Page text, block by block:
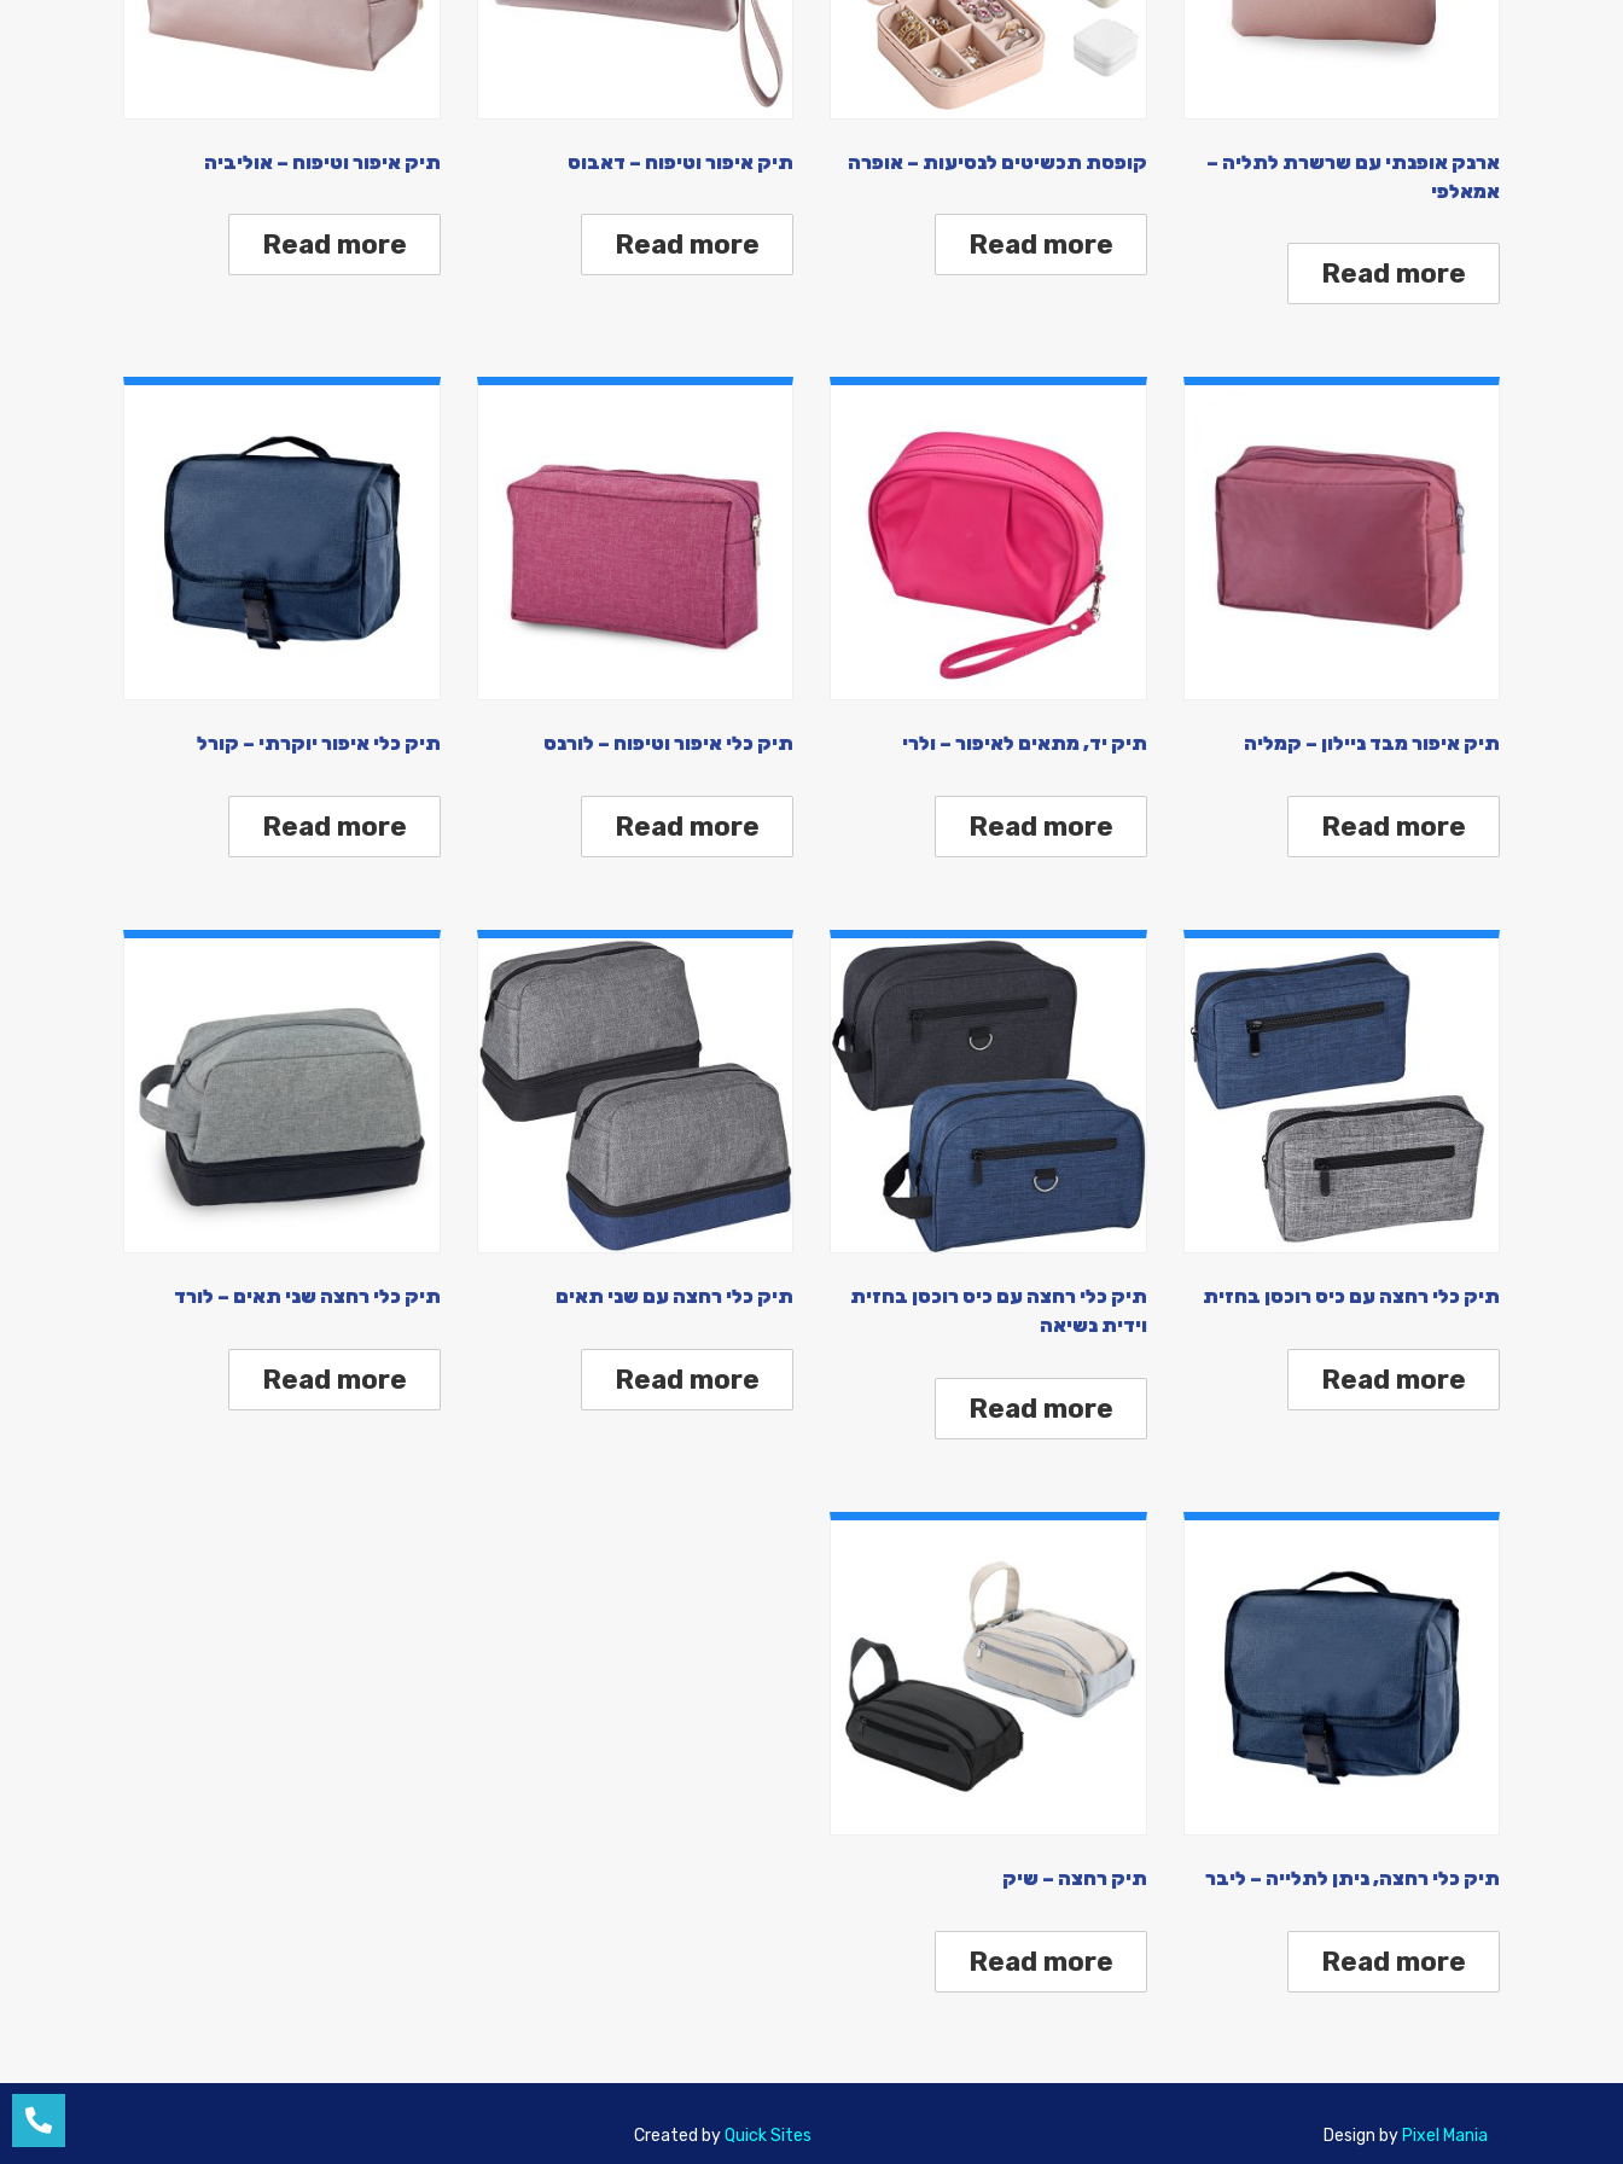
ארנק אופנתי עם שרשרת לתליה –
אמאלפי
Read more
קופסת תכשיטים לנסיעות – אופרה
Read more
תיק איפור וטיפוח – דאבוס
Read more
תיק איפור וטיפוח – אוליביה
Read more
תיק איפור מבד ניילון – קמליה
Read more
תיק יד, מתאים לאיפור – ולרי
Read more
תיק כלי איפור וטיפוח – לורנס
Read more
תיק כלי איפור יוקרתי – קורל
Read more
תיק כלי רחצה עם כיס רוכסן בחזית
Read more
תיק כלי רחצה עם כיס רוכסן בחזית
וידית נשיאה
Read more
תיק כלי רחצה עם שני תאים
Read more
תיק כלי רחצה שני תאים – לורד
Read more
תיק כלי רחצה, ניתן לתלייה – ליבר
Read more
תיק רחצה – שיק
Read more
Design by Pixel Mania
Created byQuick Sites